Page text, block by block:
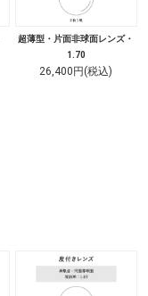
超薄型・片面非球面レンズ・
1.70
26,400円(税込)